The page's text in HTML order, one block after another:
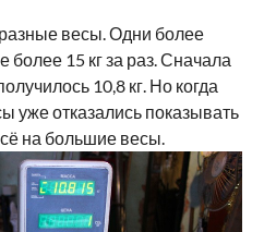
весы. Одни более
15 кг за раз. Сначала
10,8 кг. Но когда
уже отказались показывать
на большие весы.